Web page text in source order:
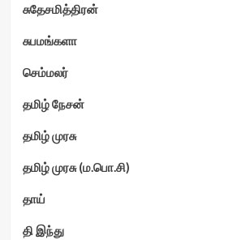
சுதேசமித்திரன்
சுபமங்களா
செம்மலர்
தமிழ் நேசன்
தமிழ் முரசு
தமிழ் முரசு (ம.பொ.சி)
தாய்
தி இந்து